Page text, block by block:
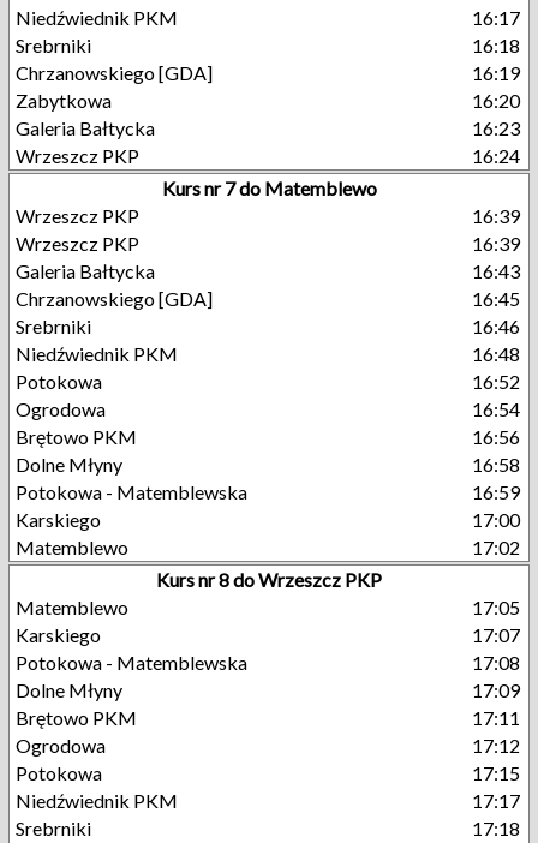
Niedźwiednik PKM
16:17
Srebrniki
16:18
Chrzanowskiego [GDA]
16:19
Zabytkowa
16:20
Galeria Bałtycka
16:23
Wrzeszcz PKP
16:24
Kurs nr 7 do Matemblewo
Wrzeszcz PKP
16:39
Wrzeszcz PKP
16:39
Galeria Bałtycka
16:43
Chrzanowskiego [GDA]
16:45
Srebrniki
16:46
Niedźwiednik PKM
16:48
Potokowa
16:52
Ogrodowa
16:54
Brętowo PKM
16:56
Dolne Młyny
16:58
Potokowa - Matemblewska
16:59
Karskiego
17:00
Matemblewo
17:02
Kurs nr 8 do Wrzeszcz PKP
Matemblewo
17:05
Karskiego
17:07
Potokowa - Matemblewska
17:08
Dolne Młyny
17:09
Brętowo PKM
17:11
Ogrodowa
17:12
Potokowa
17:15
Niedźwiednik PKM
17:17
Srebrniki
17:18